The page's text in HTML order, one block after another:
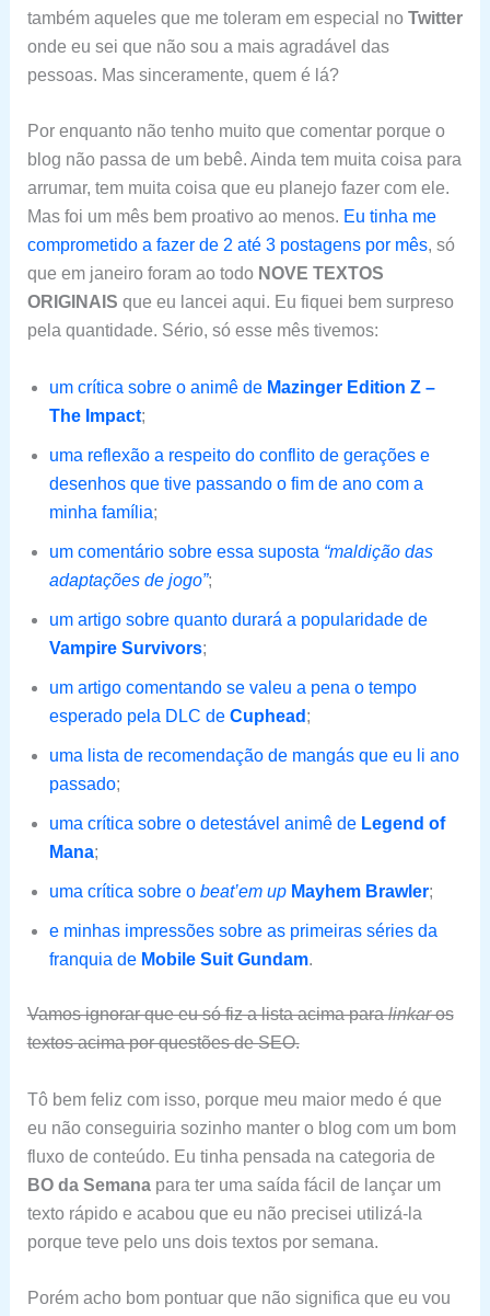
também aqueles que me toleram em especial no Twitter
onde eu sei que não sou a mais agradável das
pessoas. Mas sinceramente, quem é lá?
Por enquanto não tenho muito que comentar porque o
blog não passa de um bebê. Ainda tem muita coisa para
arrumar, tem muita coisa que eu planejo fazer com ele.
Mas foi um mês bem proativo ao menos. Eu tinha me
comprometido a fazer de 2 até 3 postagens por mês, só
que em janeiro foram ao todo NOVE TEXTOS
ORIGINAIS que eu lancei aqui. Eu fiquei bem surpreso
pela quantidade. Sério, só esse mês tivemos:
um crítica sobre o animê deMazinger Edition Z –
The Impact;
uma reflexão a respeito do conflito de gerações e
desenhos que tive passando o fim de ano com a
minha família;
um comentário sobre essa suposta “maldição das
adaptações de jogo”;
um artigo sobre quanto durará a popularidade de
Vampire Survivors;
um artigo comentando se valeu a pena o tempo
esperado pela DLC de Cuphead ;
uma lista de recomendação de mangás que eu li ano
passado;
uma crítica sobre o detestável animê de Legend of
Mana;
uma crítica sobre o beat’em up Mayhem Brawler;
e minhas impressões sobre as primeiras séries da
franquia de Mobile Suit Gundam.
Vamos ignorar que eu só fiz a lista acima paralinkaros
textos acima por questões de SEO.
Tô bem feliz com isso, porque meu maior medo é que
eu não conseguiria sozinho manter o blog com um bom
fluxo de conteúdo. Eu tinha pensada na categoria de
BO da Semanapara ter uma saída fácil de lançar um
texto rápido e acabou que eu não precisei utilizá-la
porque teve pelo uns dois textos por semana.
Porém acho bom pontuar que não significa que eu vou